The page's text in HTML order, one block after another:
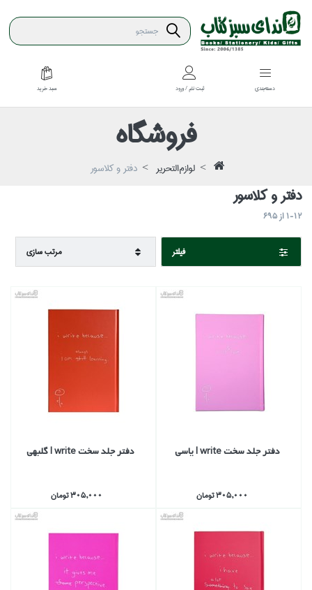
دسته‌بندي ثبت نام / ورود سبد خريد
فروشگاه
لوازم‌التحرير دفتر و كلاسور
دفتر و كلاسور
1-12از695
فيلتر مرتب سازي
دفتر جلد سخت I write ياسي
305,000 تومان
دفتر جلد سخت I write گلبهي
305,000 تومان